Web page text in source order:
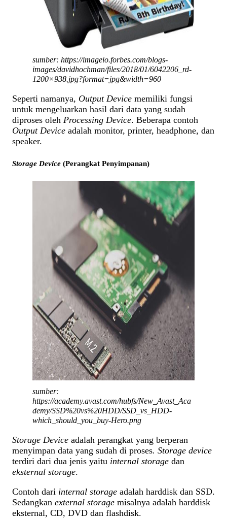
sumber: https://imageio.forbes.com/blogs-
images/davidhochman/files/2018/01/6042206_rd-
1200×938.jpg?format=jpg&width=960
Seperti namanya, Output Device memiliki fungsi
untuk mengeluarkan hasil dari data yang sudah
diproses oleh Processing Device. Beberapa contoh
Output Device adalah monitor, printer, headphone, dan
speaker.
Storage Device (Perangkat Penyimpanan)
sumber:
https://academy.avast.com/hubfs/New_Avast_Aca
demy/SSD%20vs%20HDD/SSD_vs_HDD-
which_should_you_buy-Hero.png
Storage Device adalah perangkat yang berperan
menyimpan data yang sudah di proses. Storage device
terdiri dari dua jenis yaitu internal storage dan
eksternal storage.
Contoh dari internal storage adalah harddisk dan SSD.
Sedangkan external storage misalnya adalah harddisk
eksternal, CD, DVD dan flashdisk.